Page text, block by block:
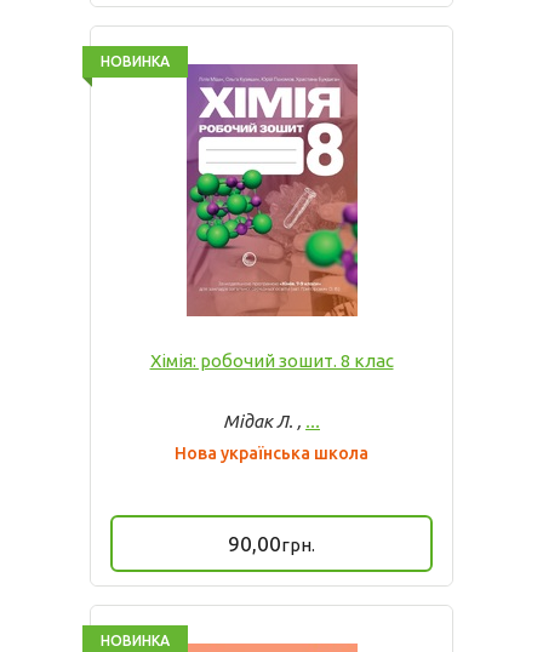
Хімія: робочий зошит. 8 клас
Мідак Л. , ...
Нова українська школа
90,00грн.
НОВИНКА
НОВИНКА